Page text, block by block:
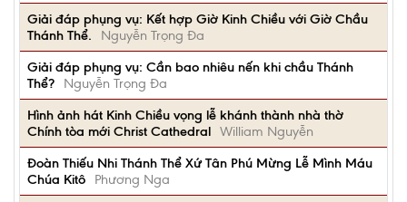
Giải đáp phụng vụ: Kết hợp Giờ Kinh Chiều với Giờ Chầu
Thánh Thể.
Nguyễn Trọng Đa
Giải đáp phụng vụ: Cần bao nhiêu nến khi chầu Thánh
Thể?
Nguyễn Trọng Đa
Hình ảnh hát Kinh Chiều vọng lễ khánh thành nhà thờ
Chính tòa mới Christ Cathedral William Nguyễn
Đoàn Thiếu Nhi Thánh Thể Xứ Tân Phú Mừng Lễ Mình Máu
Chúa Kitô
Phương Nga